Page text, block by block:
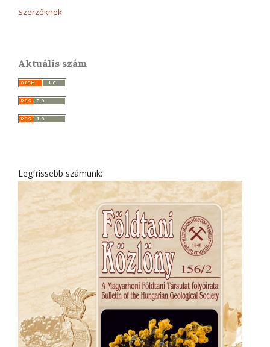
Szerzőknek
Aktuális szám
Legfrissebb számunk: